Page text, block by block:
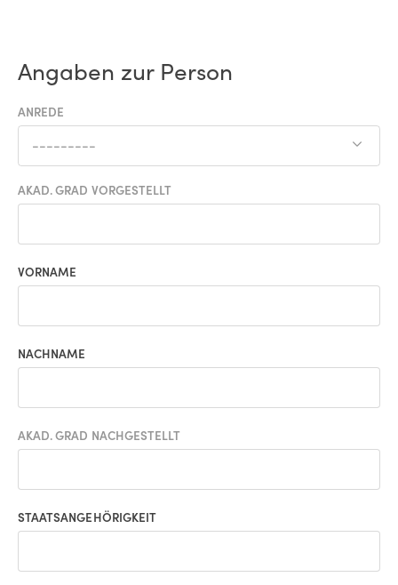
Angaben zur Person
ANREDE
---------
AKAD. GRAD VORGESTELLT
VORNAME
NACHNAME
AKAD. GRAD NACHGESTELLT
STAATSANGEHÖRIGKEIT